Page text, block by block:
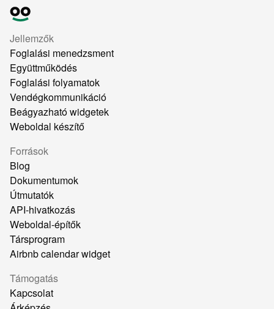
Jellemzők
Foglalási menedzsment
Együttműködés
Foglalási folyamatok
Vendégkommunikáció
Beágyazható widgetek
Weboldal készítő
Források
Blog
Dokumentumok
Útmutatók
API-hivatkozás
Weboldal-építők
Társprogram
Airbnb calendar widget
Támogatás
Kapcsolat